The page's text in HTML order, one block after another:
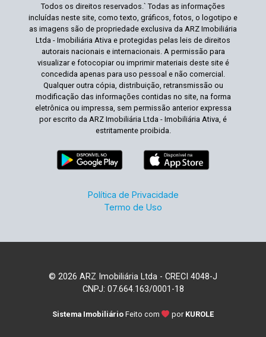
Todos os direitos reservados.` Todas as informações
incluídas neste site, como texto, gráficos, fotos, o logotipo e
as imagens são de propriedade exclusiva da ARZ Imobiliária
Ltda - Imobiliária Ativa e protegidas pelas leis de direitos
autorais nacionais e internacionais. A permissão para
visualizar e fotocopiar ou imprimir materiais deste site é
concedida apenas para uso pessoal e não comercial.
Qualquer outra cópia, distribuição, retransmissão ou
modificação das informações contidas no site, na forma
eletrônica ou impressa, sem permissão anterior expressa
por escrito da ARZ Imobiliária Ltda - Imobiliária Ativa, é
estritamente proibida.
Política de Privacidade
Termo de Uso
© 2026 ARZ Imobiliária Ltda - CRECI 4048-J
CNPJ: 07.664.163/0001-18
Sistema Imobiliário Feito com por KUROLE